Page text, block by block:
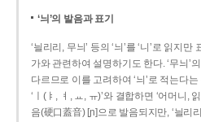
‘늬’의 발음과 표기
‘늴리리, 무늬’ 등의 ‘늬’를 ‘니’로 읽지만
가와 관련하여 설명하기도 한다. ‘무늬’의
다르므로 이를 고려하여 ‘늬’로 적는다
‘ㅣ(ㅑ, ㅕ, ㅛ, ㅠ)’와 결합하면 ‘어머니,
음(硬口蓋音) [ɲ]으로 발음되지만, ‘늴리